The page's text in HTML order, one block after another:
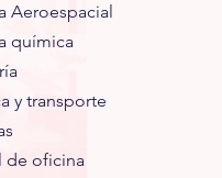
Aeroespacial
química
y transporte
de oficina